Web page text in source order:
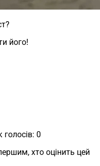
його!
0
хто оцінить цей